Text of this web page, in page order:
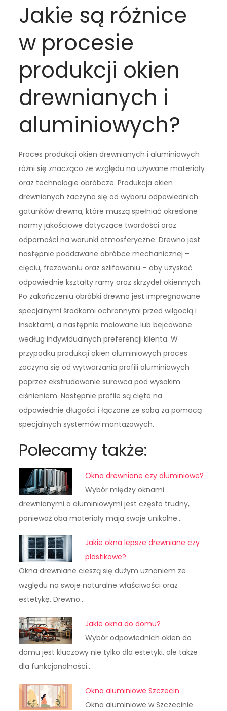
Jakie są różnice
w procesie
produkcji okien
drewnianych i
aluminiowych?
Proces produkcji okien drewnianych i aluminiowych
różni się znacząco ze względu na używane materiały
oraz technologie obróbcze. Produkcja okien
drewnianych zaczyna się od wyboru odpowiednich
gatunków drewna, które muszą spełniać określone
normy jakościowe dotyczące twardości oraz
odporności na warunki atmosferyczne. Drewno jest
następnie poddawane obróbce mechanicznej –
cięciu, frezowaniu oraz szlifowaniu – aby uzyskać
odpowiednie kształty ramy oraz skrzydeł okiennych.
Po zakończeniu obróbki drewno jest impregnowane
specjalnymi środkami ochronnymi przed wilgocią i
insektami, a następnie malowane lub bejcowane
według indywidualnych preferencji klienta. W
przypadku produkcji okien aluminiowych proces
zaczyna się od wytwarzania profili aluminiowych
poprzez ekstrudowanie surowca pod wysokim
ciśnieniem. Następnie profile są cięte na
odpowiednie długości i łączone ze sobą za pomocą
specjalnych systemów montażowych.
Polecamy także:
Okna drewniane czy aluminiowe?
Wybór między oknami
drewnianymi a aluminiowymi jest często trudny,
ponieważ oba materiały mają swoje unikalne…
Jakie okna lepsze drewniane czy
plastikowe?
Okna drewniane cieszą się dużym uznaniem ze
względu na swoje naturalne właściwości oraz
estetykę. Drewno…
Jakie okna do domu?
Wybór odpowiednich okien do
domu jest kluczowy nie tylko dla estetyki, ale także
dla funkcjonalności…
Okna aluminiowe Szczecin
Okna aluminiowe w Szczecinie